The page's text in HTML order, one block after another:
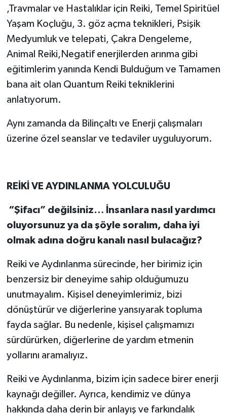
,Travmalar ve Hastalıklar için Reiki, Temel Spiritüel
Yaşam Koçluğu, 3. göz açma teknikleri, Psişik
Medyumluk ve telepati, Çakra Dengeleme,
Animal Reiki,Negatif enerjilerden arınma gibi
eğitimlerim yanında Kendi Bulduğum ve Tamamen
bana ait olan Quantum Reiki tekniklerini
anlatıyorum.
Aynı zamanda da Bilinçaltı ve Enerji çalışmaları
üzerine özel seanslar ve tedaviler uyguluyorum.
REİKİ VE AYDINLANMA YOLCULUĞU
“Şifacı” değilsiniz… İnsanlara nasıl yardımcı
oluyorsunuz ya da şöyle soralım, daha iyi
olmak adına doğru kanalı nasıl bulacağız?
Reiki ve Aydınlanma sürecinde, her birimiz için
benzersiz bir deneyime sahip olduğumuzu
unutmayalım. Kişisel deneyimlerimiz, bizi
dönüştürür ve diğerlerine yansıyarak topluma
fayda sağlar. Bu nedenle, kişisel çalışmamızı
sürdürürken, diğerlerine de yardım etmenin
yollarını aramalıyız.
Reiki ve Aydınlanma, bizim için sadece birer enerji
kaynağı değiller. Ayrıca, kendimiz ve dünya
hakkında daha derin bir anlayış ve farkındalık